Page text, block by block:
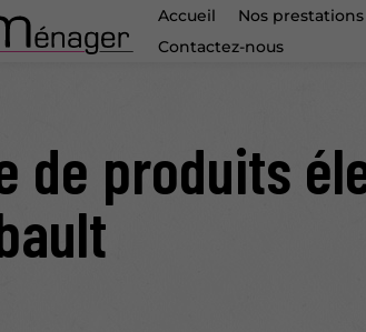
Accueil Nos prestations
Contactez-nous
de produits